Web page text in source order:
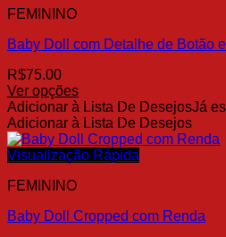
As
podem
escolhidas
na
página
do
produto
FEMININO
Baby Doll com Detalhe de Botão
R$75.00
Ver opções
Este
produto
tem
várias
As
podem
Adicionar à Lista De DesejosJá
Adicionar à Lista De Desejos
Visualização Rápida
FEMININO
Baby Doll Cropped com Renda